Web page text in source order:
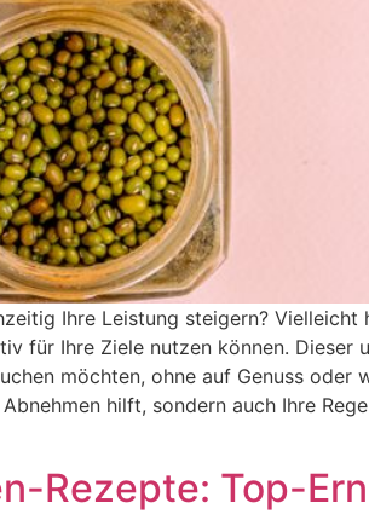
Ihre Leistung steigern? Vielleicht
für Ihre Ziele nutzen können. Dieser
möchten, ohne auf Genuss
hilft, sondern auch Ihre
Rezepte: Top-